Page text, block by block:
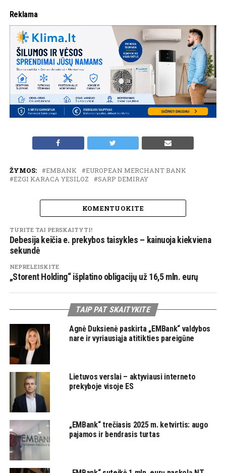
Reklama
ŽYMOS: EMBANK
EUROPEAN MERCHANT BANK
EZGI KARACA YESILOZ
SARP DEMIRAY
KOMENTUOKITE
TURITE TAI PERSKAITYTI!
Debesija keičia e. prekybos taisykles – kainuoja kiekviena
sekundė
NEPRELEISKITE
„Storent Holding“ išplatino obligacijų už 16,5 mln. eurų
TAIP PAT SKAITYKITE
Agnė Duksienė paskirta „EMBank“ valdybos
nare ir vyriausiąja atitikties pareigūne
Lietuvos verslai – aktyviausi interneto
prekyboje visoje ES
„EMBank“ trečiasis 2025 m. ketvirtis: augo
pajamos ir bendrasis turtas